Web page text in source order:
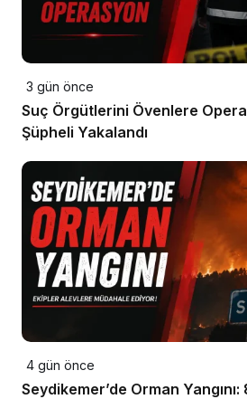
3 gün önce
Suç Örgütlerini Övenlere
Şüpheli Yakalandı
4 gün önce
Seydikemer’de Orman